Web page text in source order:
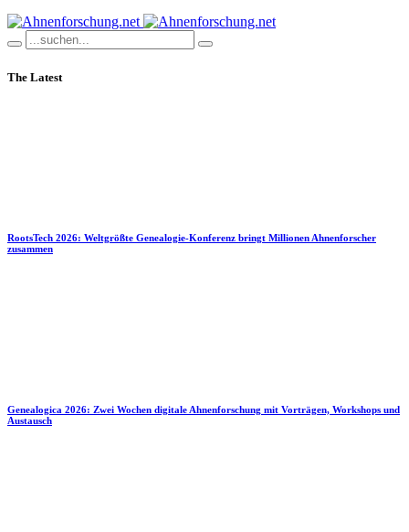
The Latest
RootsTech 2026: Weltgrößte Genealogie-Konferenz bringt Millionen Ahnenforscher
zusammen
Genealogica 2026: Zwei Wochen digitale Ahnenforschung mit Vorträgen, Workshops und
Austausch